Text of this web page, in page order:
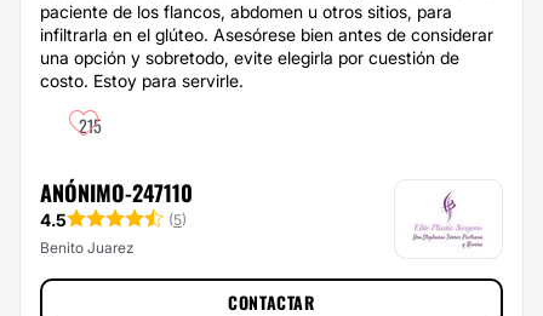
paciente de los flancos, abdomen u otros sitios, para
infiltrarla en el glúteo. Asesórese bien antes de considerar
una opción y sobretodo, evite elegirla por cuestión de
costo. Estoy para servirle.
215
ANÓNIMO-247110
4.5 (5)
Benito Juarez
CONTACTAR